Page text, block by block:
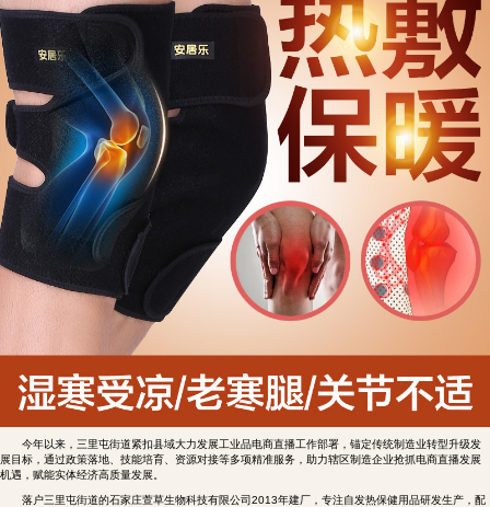
外
用
贴
敷
专
业
品
牌
今年以来，三里屯街道紧扣县域大力发展工业品电商直播工作部署，锚定传统制造业转型升级发
展目标，通过政策落地、技能培育、资源对接等多项精准服务，助力辖区制造企业抢抓电商直播发展
机遇，赋能实体经济高质量发展。
落户三里屯街道的石家庄萱草生物科技有限公司2013年建厂，专注自发热保健用品研发生产，配